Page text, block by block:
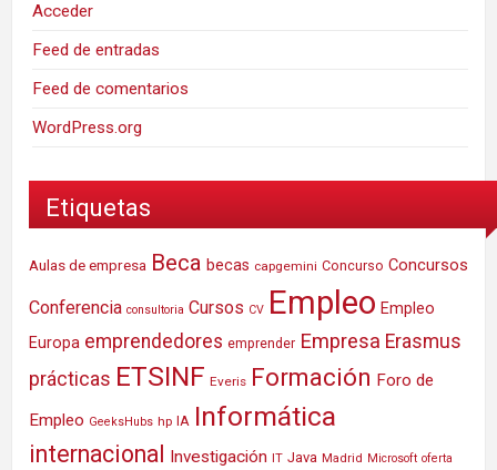
Acceder
Feed de entradas
Feed de comentarios
WordPress.org
Etiquetas
Aulas de empresa Beca becas capgemini Concurso Concursos
Conferencia consultoria Cursos CV Empleo Empleo
Europa emprendedores emprender Empresa Erasmus
prácticas ETSINF Everis Formación Foro de
Empleo GeeksHubs hp IA Informática
internacional Investigación IT Java Madrid Microsoft oferta